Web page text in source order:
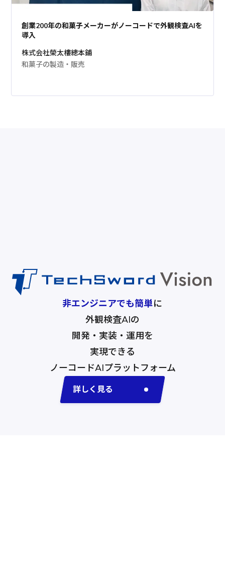
創業200年の和菓子メーカーがノーコードで外観検査AIを
導入
株式会社榮太樓總本鋪
和菓子の製造・販売
非エンジニアでも簡単に
外観検査AIの
開発・実装・運用を
実現できる
ノーコードAIプラットフォーム
詳しく見る